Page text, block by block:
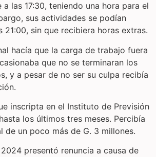
las 17:30, teniendo una hora para el
sus actividades se podían
21:00, sin que recibiera horas extras.
hacía que la carga de trabajo fuera
que no se terminaran los
y a pesar de no ser su culpa recibía
inscripta en el Instituto de Previsión
los últimos tres meses. Percibía
de un poco más de G. 3 millones.
presentó renuncia a causa de